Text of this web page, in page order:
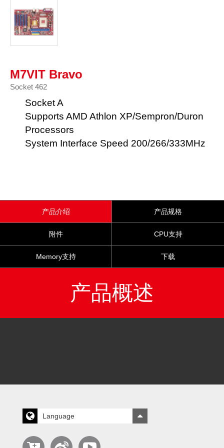
M7VIT Bravo
Socket 462
Socket A
Supports AMD Athlon XP/Sempron/Duron
Processors
System Interface Speed 200/266/333MHz
产品介绍 产品规格
附件 CPU支持
Memory支持 下载
产品概述
Language